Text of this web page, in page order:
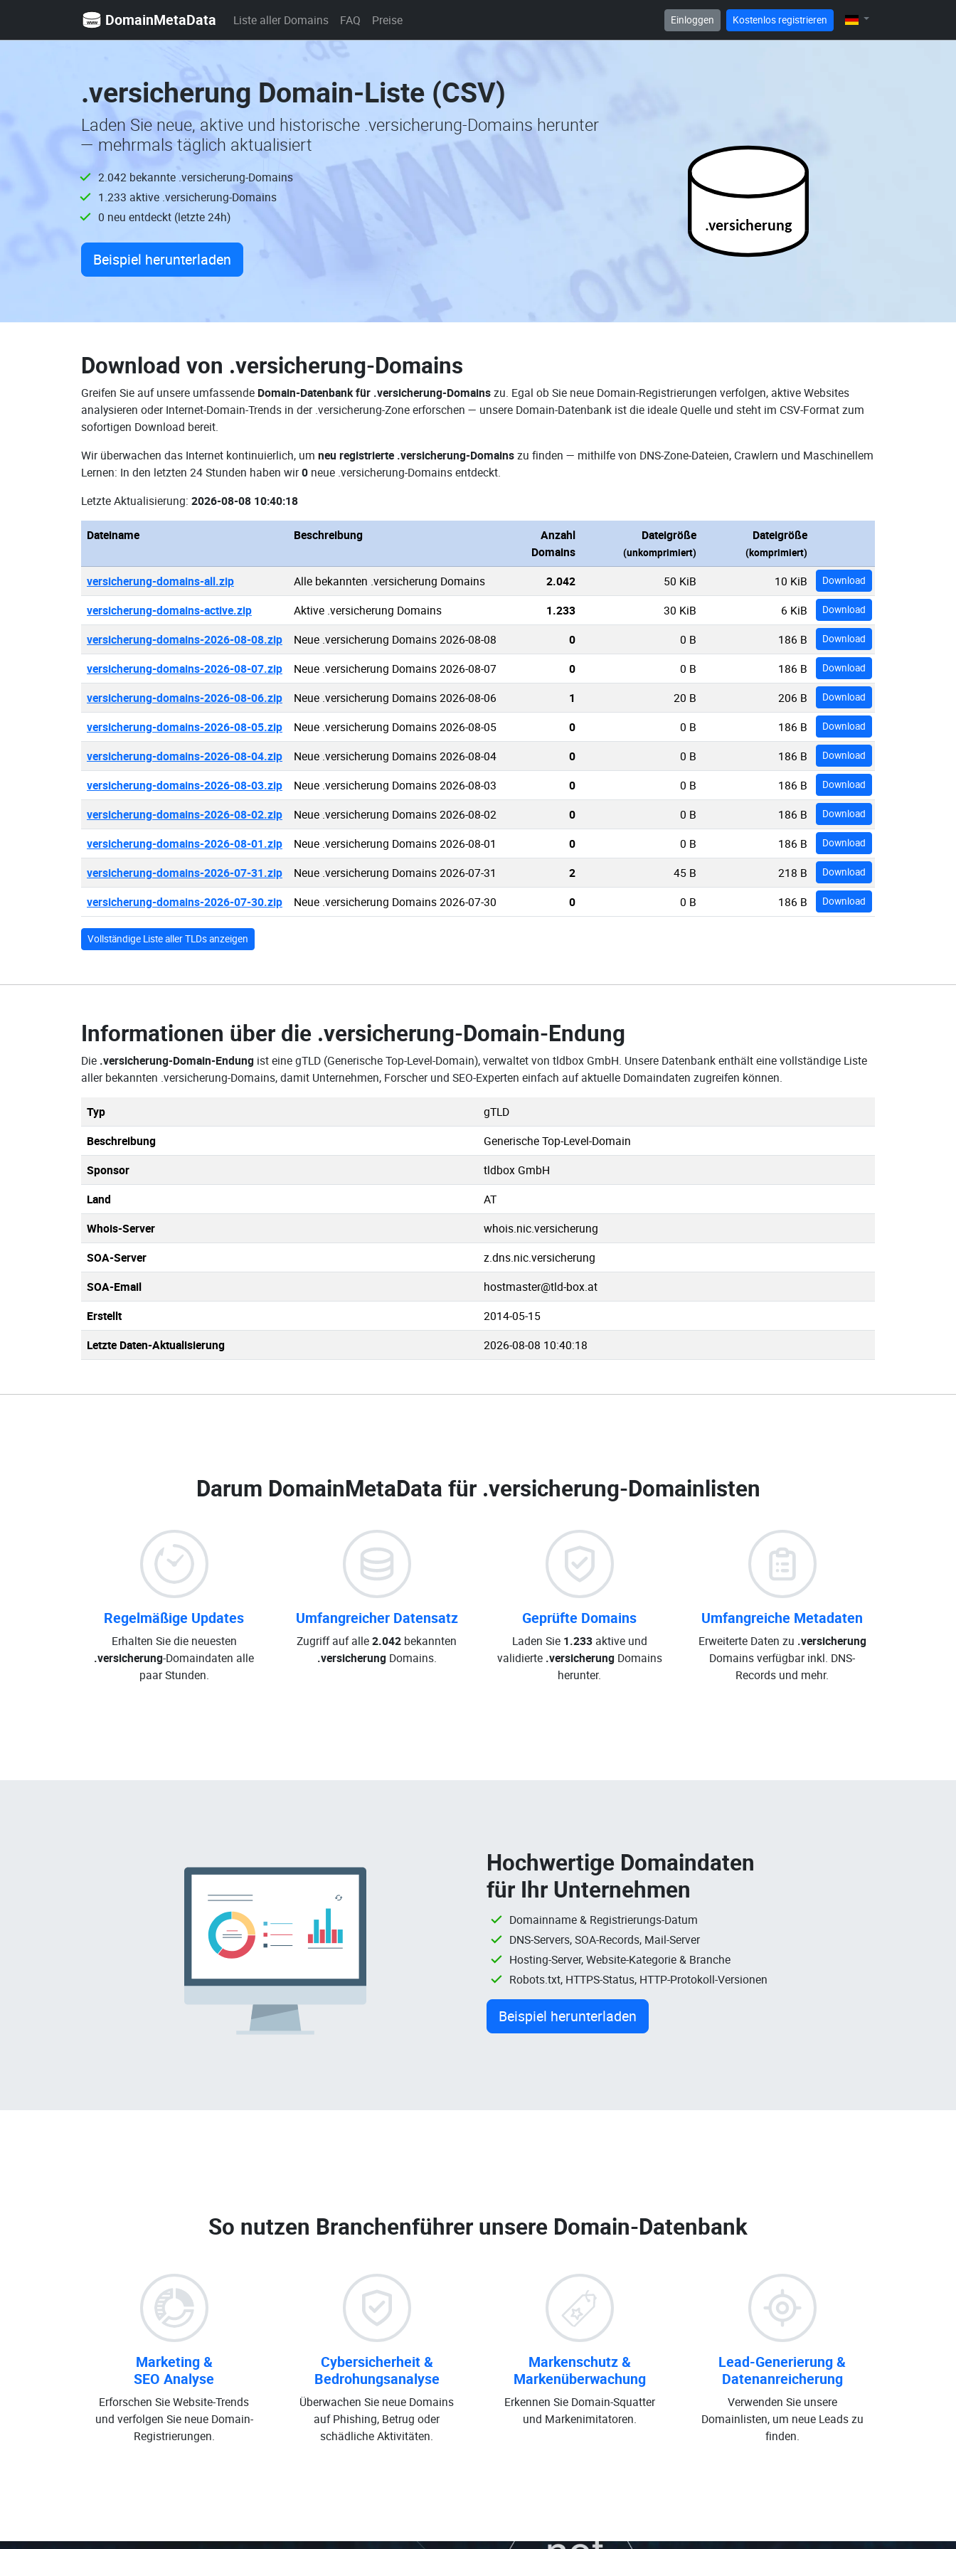
DomainMetaData Liste aller Domains FAQ Preise Einloggen Kostenlos registrieren
.versicherung Domain-Liste (CSV)
Laden Sie neue, aktive und historische .versicherung-Domains herunter
— mehrmals täglich aktualisiert
2.042 bekannte .versicherung-Domains
1.233 aktive .versicherung-Domains
0 neu entdeckt (letzte 24h)
Beispiel herunterladen
.versicherung
Download von .versicherung-Domains
Greifen Sie auf unsere umfassende Domain-Datenbank für .versicherung-Domainszu. Egal ob Sie neue Domain-Registrierungen verfolgen, aktive Websites
analysieren oder Internet-Domain-Trends in der .versicherung-Zone erforschen — unsere Domain-Datenbank ist die ideale Quelle und steht im CSV-Format zum
sofortigen Download bereit.
Wir überwachen das Internet kontinuierlich, um neu registrierte .versicherung-Domainszu finden — mithilfe von DNS-Zone-Dateien, Crawlern und Maschinellem
Lernen: In den letzten 24 Stunden haben wir0 neue .versicherung-Domains entdeckt.
Letzte Aktualisierung: 2026-08-08 10:40:18
Dateiname Beschreibung
Anzahl
Domains
Dateigröße
(unkomprimiert)
Dateigröße
(komprimiert)
versicherung-domains-all.zip Alle bekannten .versicherung Domains 2.042 50 KiB 10 KiB Download
versicherung-domains-active.zip Aktive .versicherung Domains 1.233 30 KiB 6 KiB Download
versicherung-domains-2026-08-08.zip Neue .versicherung Domains 2026-08-08 0 0 B 186 B Download
versicherung-domains-2026-08-07.zip Neue .versicherung Domains 2026-08-07 0 0 B 186 B Download
versicherung-domains-2026-08-06.zip Neue .versicherung Domains 2026-08-06 1 20 B 206 B Download
versicherung-domains-2026-08-05.zip Neue .versicherung Domains 2026-08-05 0 0 B 186 B Download
versicherung-domains-2026-08-04.zip Neue .versicherung Domains 2026-08-04 0 0 B 186 B Download
versicherung-domains-2026-08-03.zip Neue .versicherung Domains 2026-08-03 0 0 B 186 B Download
versicherung-domains-2026-08-02.zip Neue .versicherung Domains 2026-08-02 0 0 B 186 B Download
versicherung-domains-2026-08-01.zip Neue .versicherung Domains 2026-08-01 0 0 B 186 B Download
versicherung-domains-2026-07-31.zip Neue .versicherung Domains 2026-07-31 2 45 B 218 B Download
versicherung-domains-2026-07-30.zip Neue .versicherung Domains 2026-07-30 0 0 B 186 B Download
Vollständige Liste aller TLDs anzeigen
Informationen über die .versicherung-Domain-Endung
Die .versicherung-Domain-Endung ist eine gTLD (Generische Top-Level-Domain), verwaltet von tldbox GmbH. Unsere Datenbank enthält eine vollständige Liste
aller bekannten .versicherung-Domains, damit Unternehmen, Forscher und SEO-Experten einfach auf aktuelle Domaindaten zugreifen können.
Typ
gTLD
Beschreibung
Generische Top-Level-Domain
Sponsor
tldbox GmbH
Land
AT
Whois-Server
whois.nic.versicherung
SOA-Server
z.dns.nic.versicherung
SOA-Email
hostmaster@tld-box.at
Erstellt
2014-05-15
Letzte Daten-Aktualisierung
2026-08-08 10:40:18
Darum DomainMetaData für .versicherung-Domainlisten
Regelmäßige Updates
Erhalten Sie die neuesten
.versicherung-Domaindaten alle
paar Stunden.
Umfangreicher Datensatz
Zugriff auf alle2.042 bekannten
.versicherungDomains.
Geprüfte Domains
Laden Sie 1.233aktive und
validierte .versicherungDomains
herunter.
Umfangreiche Metadaten
Erweiterte Daten zu .versicherung
Domains verfügbar inkl. DNS-
Records und mehr.
Hochwertige Domaindaten
für Ihr Unternehmen
Domainname & Registrierungs-Datum
DNS-Servers, SOA-Records, Mail-Server
Hosting-Server, Website-Kategorie & Branche
Robots.txt, HTTPS-Status, HTTP-Protokoll-Versionen
Beispiel herunterladen
So nutzen Branchenführer unsere Domain-Datenbank
Marketing &
SEO Analyse
Erforschen Sie Website-Trends
und verfolgen Sie neue Domain-
Registrierungen.
Cybersicherheit &
Bedrohungsanalyse
Überwachen Sie neue Domains
auf Phishing, Betrug oder
schädliche Aktivitäten.
Markenschutz &
Markenüberwachung
Erkennen Sie Domain-Squatter
und Markenimitatoren.
Lead-Generierung &
Datenanreicherung
Verwenden Sie unsere
Domainlisten, um neue Leads zu
finden.